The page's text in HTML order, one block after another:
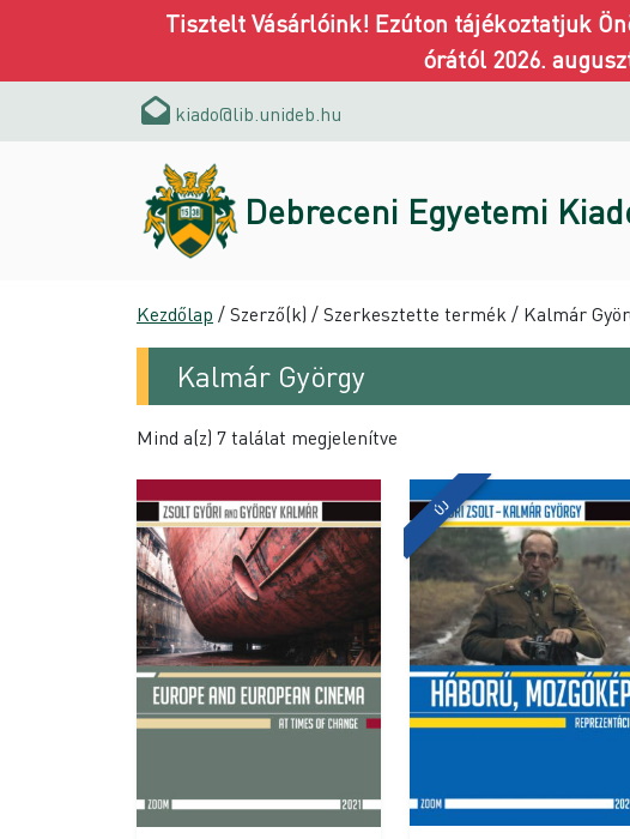
Tisztelt Vásárlóink! Ezúton tájékoztatjuk
órától 2026.
kiado@lib.unideb.hu
Debreceni Egyetemi
Kezdőlap / Szerző(k) / Szerkesztette termék / Kalmár
Kalmár György
Mind a(z) 7 találat megjelenítve
ÚJ